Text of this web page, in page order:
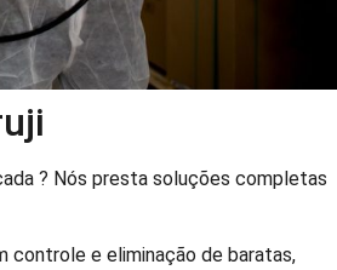
? Nós presta soluções completas
controle e eliminação de baratas,